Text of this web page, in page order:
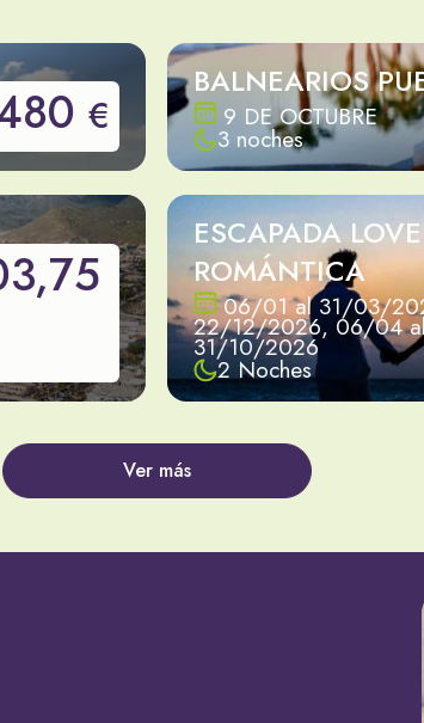
€
BALNEARIOS
9 DE OCTUBRE
3 noches
ESCAPADA
ROMÁNTICA
06/01 al 31/03/
22/12/2026, 06/04
31/10/2026
2 Noches
Ver más